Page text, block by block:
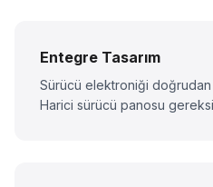
Entegre Tasarım
Sürücü elektroniği
Harici sürücü panosu